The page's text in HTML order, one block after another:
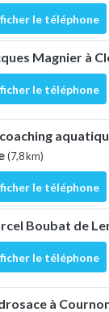
le téléphone
Magnier à
le téléphone
(7,8 km)
le téléphone
Boubat de
le téléphone
à